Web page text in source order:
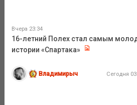
Вчера 23:34
16-летний Полех стал самым
истории «Спартака»
Владимирыч Сегодня